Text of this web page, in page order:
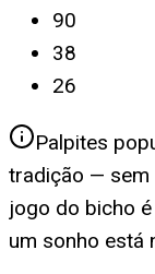
90
38
26
Palpites
tradição — sem
jogo do bicho
um sonho está